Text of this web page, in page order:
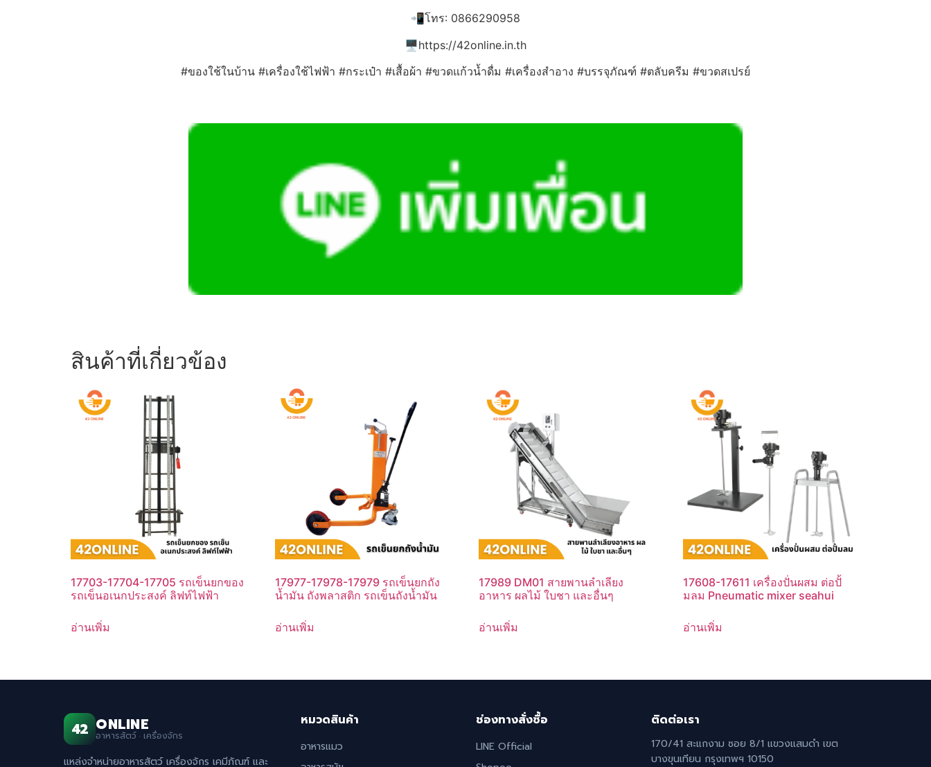
📲โทร: 0866290958
🖥️https://42online.in.th
#ของใช้ในบ้าน #เครื่องใช้ไฟฟ้า #กระเป๋า #เสื้อผ้า #ขวดแก้วน้ำดื่ม #เครื่องสำอาง #บรรจุภัณฑ์ #ตลับครีม #ขวดสเปรย์
สินค้าที่เกี่ยวข้อง
17703-17704-17705 รถเข็นยกของ
รถเข็นอเนกประสงค์ ลิฟท์ไฟฟ้า
อ่านเพิ่ม
17977-17978-17979 รถเข็นยกถัง
น้ำมัน ถังพลาสติก รถเข็นถังน้ำมัน
อ่านเพิ่ม
17989 DM01 สายพานลำเลียง
อาหาร ผลไม้ ใบชา และอื่นๆ
อ่านเพิ่ม
17608-17611 เครื่องปั่นผสม ต่อปั้
มลม Pneumatic mixer seahui
อ่านเพิ่ม
42 ONLINE
อาหารสัตว์ · เครื่องจักร
แหล่งจำหน่ายอาหารสัตว์ เครื่องจักร เคมีภัณฑ์ และ
หมวดสินค้า
อาหารแมว
ช่องทางสั่งซื้อ
LINE Official
ติดต่อเรา
170/41 สะแกงาม ซอย 8/1 แขวงแสมดำ เขต
บางขุนเทียน กรุงเทพฯ 10150